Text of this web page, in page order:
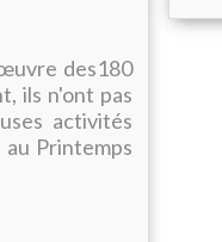
des180
ils n'ont pas
activités
Printemps